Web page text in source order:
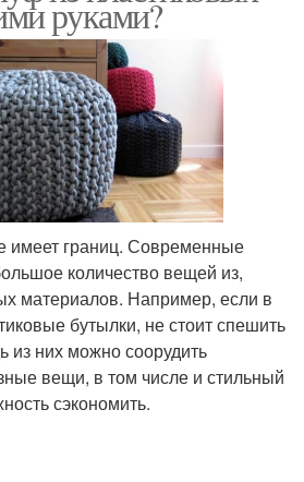
руками?
имеет границ. Современные
количество вещей из,
материалов. Например, если в
бутылки, не стоит спешить
из них можно соорудить
вещи, в том числе и стильный
сэкономить.